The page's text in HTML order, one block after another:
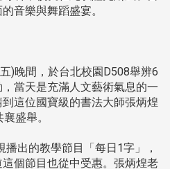
音樂與舞蹈盛宴。
)晚間，於台北校園D508舉辨6
當天是充滿人文藝術氣息的一
這位國寶級的書法大師張炳煌
盛舉。
出的教學節目「每日1字」，
個節目也從中受惠。張炳煌老